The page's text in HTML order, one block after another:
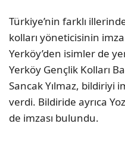
Türkiye’nin farklı
kolları yöneticisinin
Yerköy’den isimler de
Yerköy Gençlik Kolları
Sancak Yılmaz, bildiriyi
verdi. Bildiride ayrıca
de imzası bulundu.